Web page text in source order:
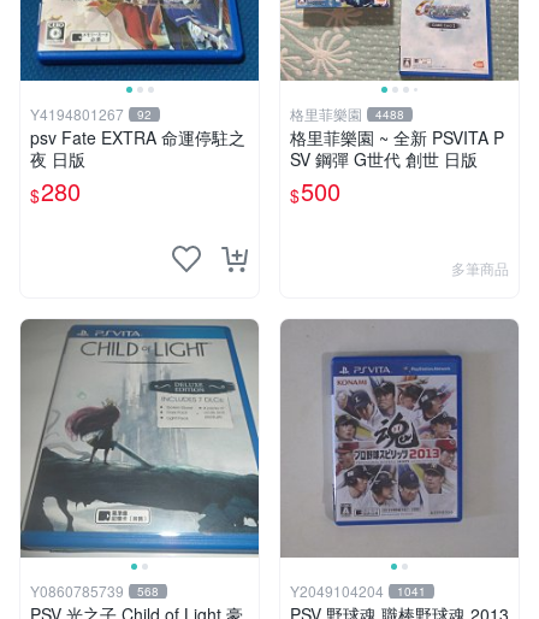
Y4194801267 92
psv Fate EXTRA 命運停駐之
夜 日版
$280
格里菲樂園 4488
格里菲樂園 ~ 全新 PSVITA P
SV 鋼彈 G世代 創世 日版
$500
多筆商品
Y0860785739 568 Y2049104204 1041